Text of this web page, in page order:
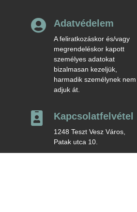
 Adatvédelem
A feliratkozáskor és/vagy
megrendeléskor kapott
személyes adatokat
bizalmasan kezeljük,
harmadik személynek nem
adjuk át.
 Kapcsolatfelvétel
1248 Teszt Vesz Város,
Patak utca 10.